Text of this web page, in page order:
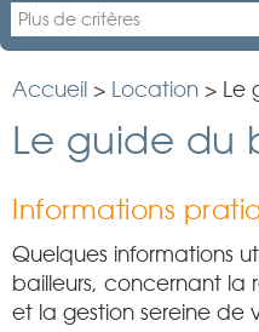
Accueil > Location > Le
Le guide du
Informations
Quelques informations
bailleurs, concernant la
et la gestion sereine de